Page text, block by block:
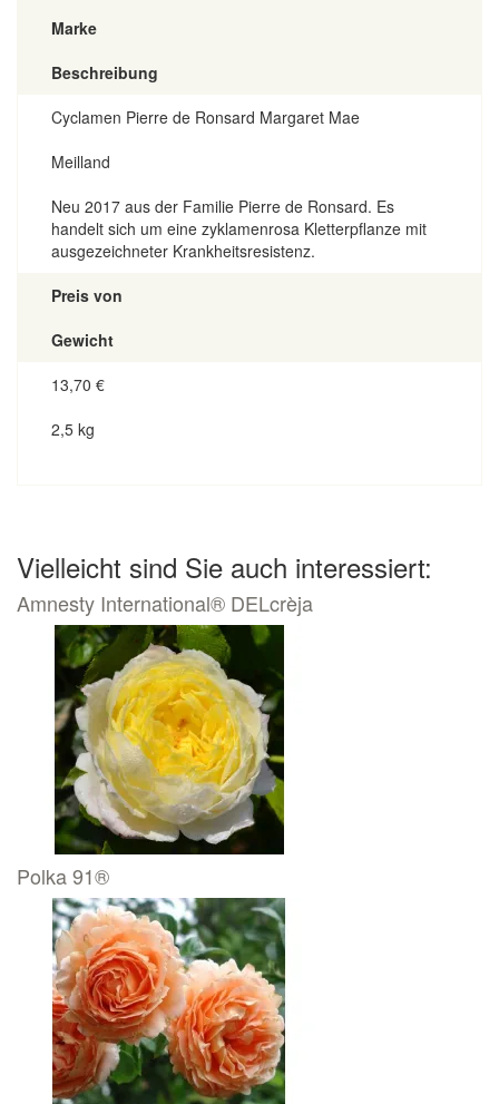
Marke
Beschreibung
Cyclamen Pierre de Ronsard Margaret Mae
Meilland
Neu 2017 aus der Familie Pierre de Ronsard. Es
handelt sich um eine zyklamenrosa Kletterpflanze mit
ausgezeichneter Krankheitsresistenz.
Preis von
Gewicht
13,70 €
2,5 kg
Vielleicht sind Sie auch interessiert:
Amnesty International® DELcrèja
Polka 91®